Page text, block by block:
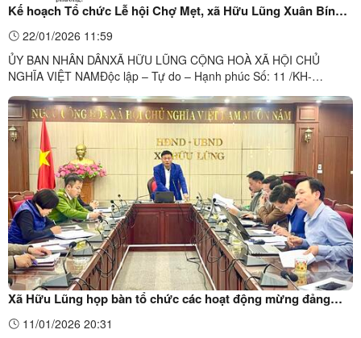
Kế hoạch Tổ chức Lễ hội Chợ Mẹt, xã Hữu Lũng Xuân Bính
Ngọ năm 2026
22/01/2026 11:59
ỦY BAN NHÂN DÂNXÃ HỮU LŨNG CỘNG HOÀ XÃ HỘI CHỦ
NGHĨA VIỆT NAMĐộc lập – Tự do – Hạnh phúc Số: 11 /KH-
Lễ hội Chợ Mẹt, xã Hữu Lũng Xuân Bính Ngọ năm 2026
Thực hiện Kế hoạch số 280/KH-UBND, ngày 29/10/2025 của UBND
tỉnh về tổ chức Lễ ...
Xã Hữu Lũng họp bàn tổ chức các hoạt động mừng đảng
mừng xuân và Lễ hội chợ Mẹt xã Hữu Lũng năm 2026
11/01/2026 20:31